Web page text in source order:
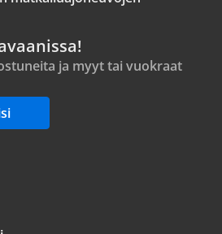
ja myyt tai vuokraat